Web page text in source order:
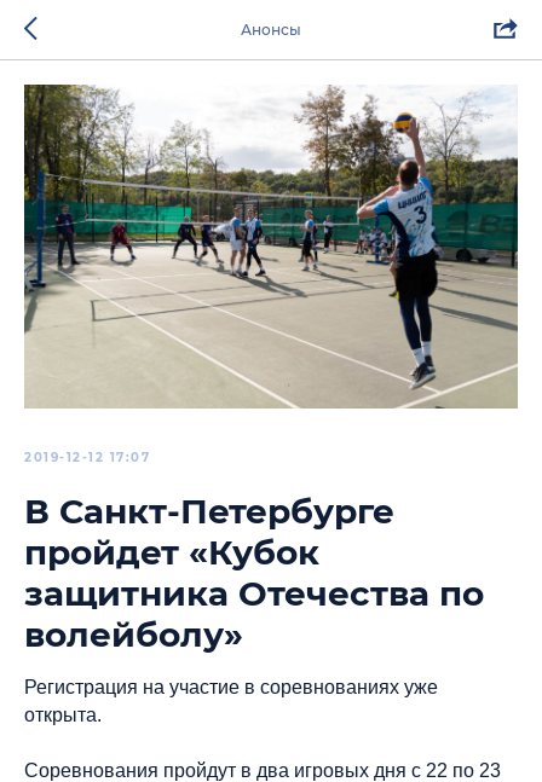
Анонсы
2019-12-12 17:07
В Санкт-Петербурге
пройдет «Кубок
защитника Отечества по
волейболу»
Регистрация на участие в соревнованиях уже
открыта.
Соревнования пройдут в два игровых дня с 22 по 23